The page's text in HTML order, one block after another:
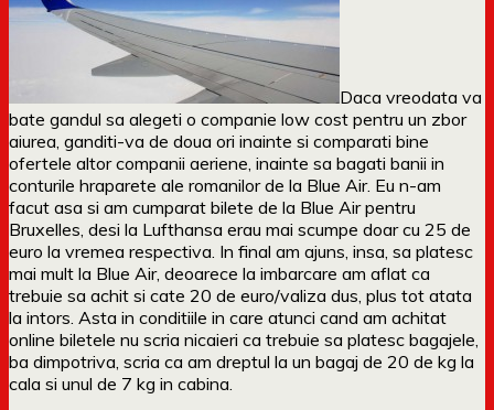
Daca vreodata va
bate gandul sa alegeti o companie low cost pentru un zbor
aiurea, ganditi-va de doua ori inainte si comparati bine
ofertele altor companii aeriene, inainte sa bagati banii in
conturile hraparete ale romanilor de la Blue Air. Eu n-am
facut asa si am cumparat bilete de la Blue Air pentru
Bruxelles, desi la Lufthansa erau mai scumpe doar cu 25 de
euro la vremea respectiva. In final am ajuns, insa, sa platesc
mai mult la Blue Air, deoarece la imbarcare am aflat ca
trebuie sa achit si cate 20 de euro/valiza dus, plus tot atata
la intors. Asta in conditiile in care atunci cand am achitat
online biletele nu scria nicaieri ca trebuie sa platesc bagajele,
ba dimpotriva, scria ca am dreptul la un bagaj de 20 de kg la
cala si unul de 7 kg in cabina.